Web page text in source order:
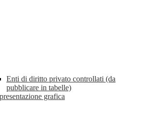
Enti di diritto privato controllati (da
pubblicare in tabelle)
grafica